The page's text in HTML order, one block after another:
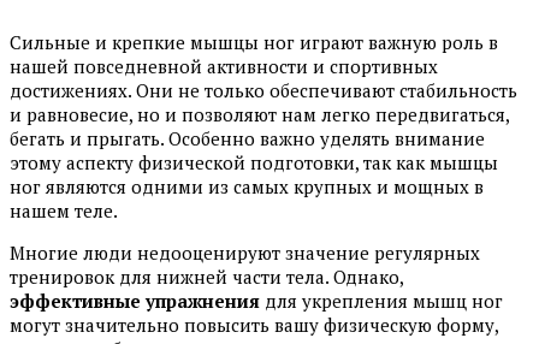
Сильные и крепкие мышцы ног играют важную роль в
нашей повседневной активности и спортивных
достижениях. Они не только обеспечивают стабильность
и равновесие, но и позволяют нам легко передвигаться,
бегать и прыгать. Особенно важно уделять внимание
этому аспекту физической подготовки, так как мышцы
ног являются одними из самых крупных и мощных в
нашем теле.
Многие люди недооценируют значение регулярных
тренировок для нижней части тела. Однако,
эффективные упражнения для укрепления мышц ног
могут значительно повысить вашу физическую форму,